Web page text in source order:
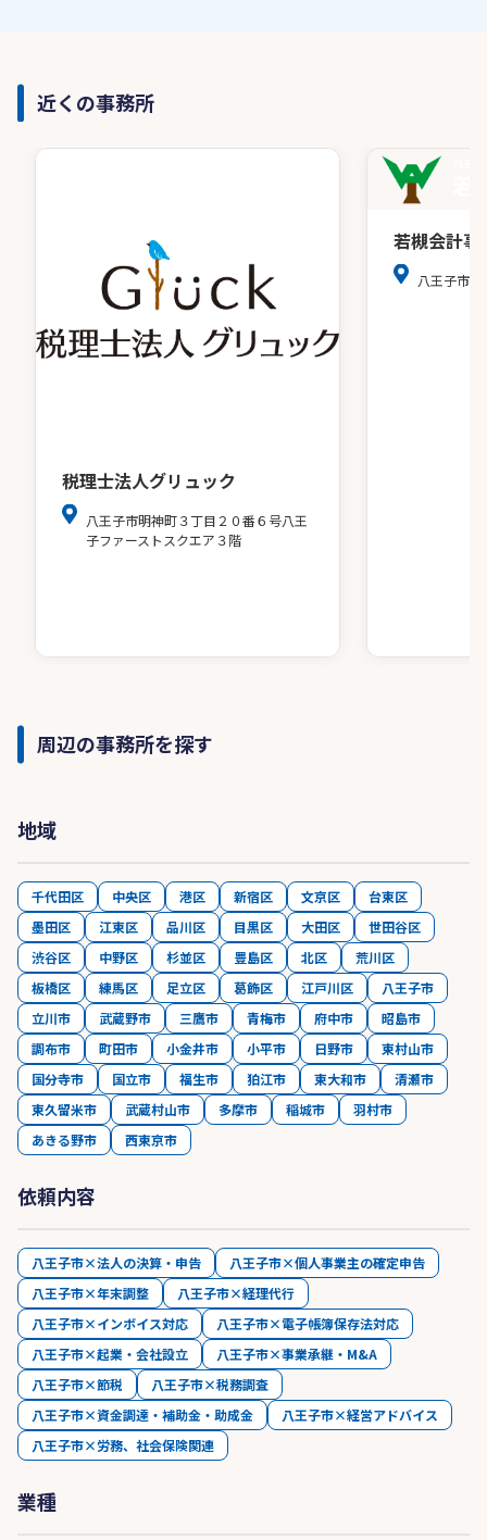
近くの事務所
税理士法人グリュック
八王子市明神町３丁目２０番６号八王
子ファーストスクエア３階
若槻会計事
八王子市
周辺の事務所を探す
地域
千代田区 中央区 港区 新宿区 文京区
台東区
墨田区
江東区 品川区 目黒区 大田区
世田谷区
渋谷区
中野区 杉並区 豊島区 北区
荒川区
板橋区
練馬区 足立区 葛飾区 江戸川区
八王子市
立川市
武蔵野市 三鷹市 青梅市 府中市
昭島市
調布市
町田市 小金井市 小平市 日野市
東村山市
国分寺市
国立市 福生市 狛江市 東大和市
清瀬市
東久留米市
武蔵村山市 多摩市 稲城市
羽村市
あきる野市
西東京市
依頼内容
八王子市×法人の決算・申告
八王子市×個人事業主の確定申告
八王子市×年末調整
八王子市×経理代行
八王子市×インボイス対応
八王子市×電子帳簿保存法対応
八王子市×起業・会社設立
八王子市×事業承継・M&A
八王子市×節税
八王子市×税務調査
八王子市×資金調達・補助金・助成金
八王子市×経営アドバイス
八王子市×労務、社会保険関連
業種